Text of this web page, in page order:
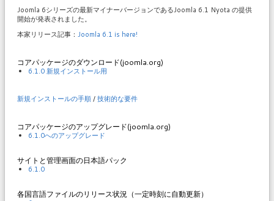
Joomla 6シリーズの最新マイナーバージョンであるJoomla 6.1 Nyota の提供
開始が発表されました。
本家リリース記事： Joomla 6.1 is here!
コアパッケージのダウンロード(joomla.org)
6.1.0 新規インストール用
新規インストールの手順/技術的な要件
コアパッケージのアップグレード(joomla.org)
6.1.0へのアップグレード
サイトと管理画面の日本語パック
6.1.0
各国言語ファイルのリリース状況（一定時刻に自動更新）